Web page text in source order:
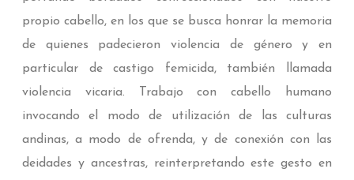
propio cabello, en los que se busca honrar la memoria
de quienes padecieron violencia de género y en
particular de castigo femicida, también llamada
violencia vicaria. Trabajo con cabello humano
invocando el modo de utilización de las culturas
andinas, a modo de ofrenda, y de conexión con las
deidades y ancestras, reinterpretando este gesto en